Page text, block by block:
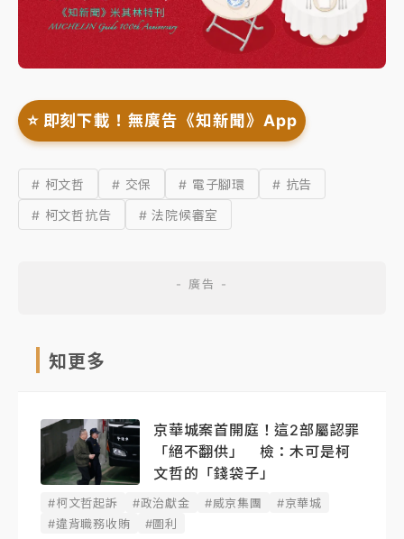
⭐️ 即刻下載！無廣告《知新聞》App
# 柯文哲 # 交保 # 電子腳環
# 抗告
# 柯文哲抗告
# 法院候審室
知更多
京華城案首開庭！這2部屬認罪
「絕不翻供」 檢：木可是柯
文哲的「錢袋子」
#柯文哲起訴 #政治獻金 #威京集團
#京華城
#違背職務收賄
#圖利